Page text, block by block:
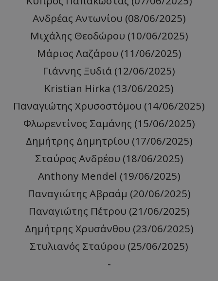
Ανδρέας Αντωνίου (08/06/2025)
Μιχάλης Θεοδώρου (10/06/2025)
Μάριος Λαζάρου (11/06/2025)
Γιάννης Ξυδιά (12/06/2025)
Kristian Hirka (13/06/2025)
Παναγιώτης Χρυσοστόμου (14/06/2025)
Φλωρεντίνος Σαμάνης (15/06/2025)
Δημήτρης Δημητρίου (17/06/2025)
Σταύρος Ανδρέου (18/06/2025)
Anthony Mendel (19/06/2025)
Παναγιώτης Αβραάμ (20/06/2025)
Παναγιώτης Πέτρου (21/06/2025)
Δημήτρης Χρυσάνθου (23/06/2025)
Στυλιανός Σταύρου (25/06/2025)
-